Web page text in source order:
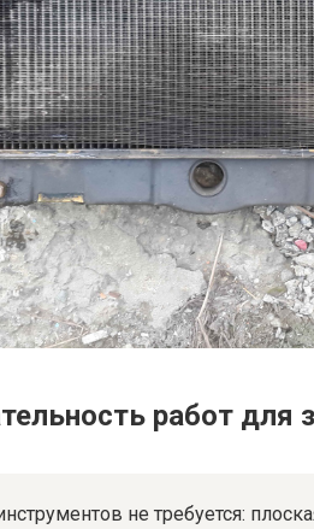
работ для
не требуется: